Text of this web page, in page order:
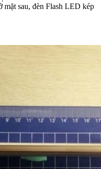
sau, đèn Flash LED kép